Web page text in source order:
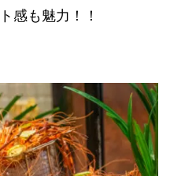
感も魅力！！